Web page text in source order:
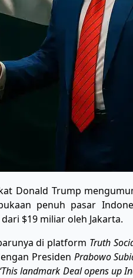
Donald Trump
penuh pasar
$19 miliar oleh Jakarta.
di platform Truth
Presiden Prabowo
landmark Deal opens up